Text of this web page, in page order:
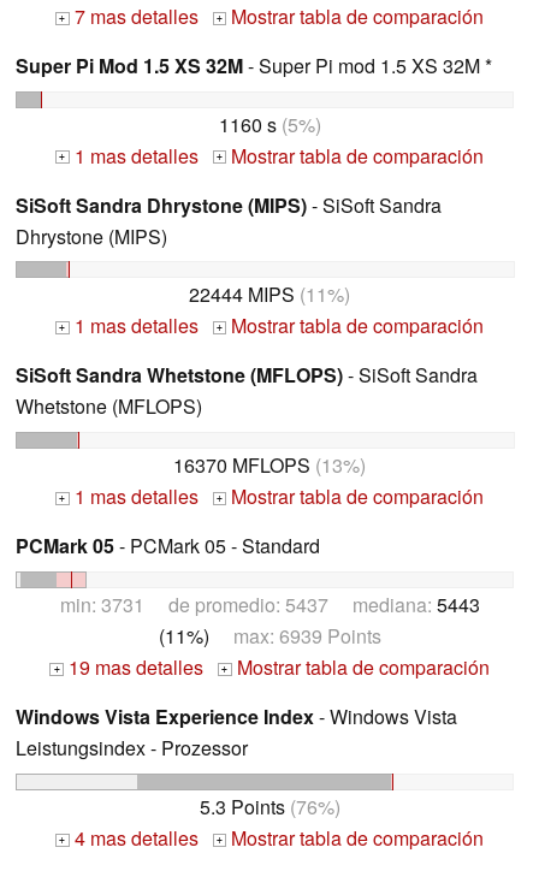
+ 7 mas detalles +
Mostrar tabla de comparación
Super Pi Mod 1.5 XS 32M- Super Pi mod 1.5 XS 32M *
1160 s(5%)
+ 1 mas detalles +
Mostrar tabla de comparación
SiSoft Sandra Dhrystone (MIPS)- SiSoft Sandra
Dhrystone (MIPS)
22444 MIPS (11%)
+ 1 mas detalles +
Mostrar tabla de comparación
SiSoft Sandra Whetstone (MFLOPS)- SiSoft Sandra
Whetstone (MFLOPS)
16370 MFLOPS (13%)
+ 1 mas detalles +
Mostrar tabla de comparación
PCMark 05- PCMark 05 - Standard
min: 3731 de promedio: 5437 mediana: 5443
(11%) max: 6939 Points
+ 19 mas detalles + Mostrar tabla de comparación
Windows Vista Experience Index- Windows Vista
Leistungsindex - Prozessor
5.3 Points(76%)
+ 4 mas detalles +
Mostrar tabla de comparación